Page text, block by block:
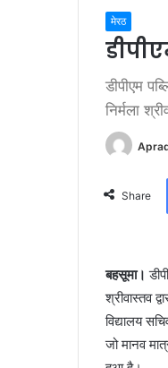
मेरठ
डीपीएम
निर्मला
Share
बहसूमा।
श्रीवास्तव
विद्यालय
जो मानव